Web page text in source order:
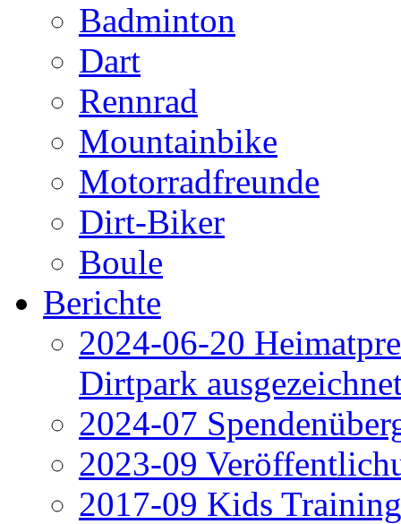
Badminton
Dart
Rennrad
Mountainbike
Motorradfreunde
Dirt-Biker
Boule
Berichte
2024-06-20
Dirtpark
2024-07
2023-09
2017-09 Kids